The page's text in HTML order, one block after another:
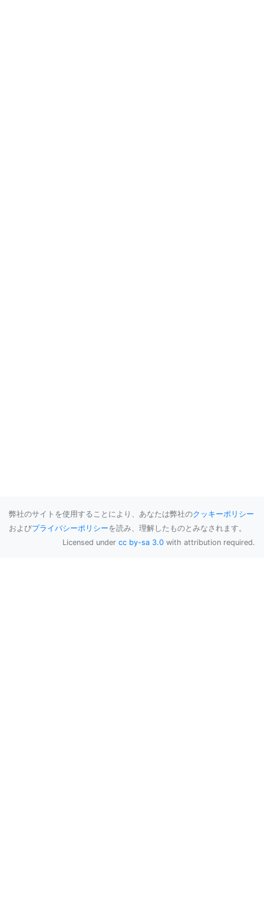
弊社のサイトを使用することにより、あなたは弊社のクッキーポリシー
およびプライバシーポリシーを読み、理解したものとみなされます。
Licensed under cc by-sa 3.0 with attribution required.